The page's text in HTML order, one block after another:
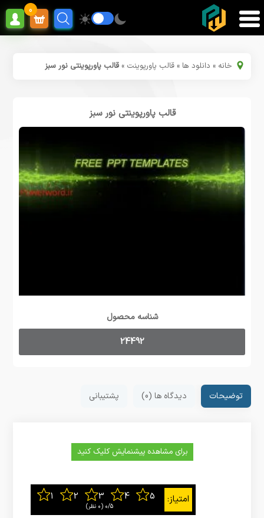
0
خانه » دانلود ها »قالب پاورپوینت »قالب پاورپوینتی نور سبز
قالب پاورپوینتی نور سبز
شناسه محصول
24492
توضیحات دیدگاه ها (0) پشتیبانی
برای مشاهده پیشنمایش کلیک کنید
0/5 ‫(0 نظر)